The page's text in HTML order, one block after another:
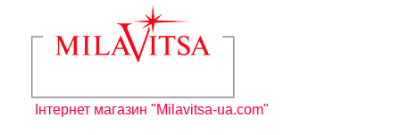
Інтернет магазин "Milavitsa-ua.com"